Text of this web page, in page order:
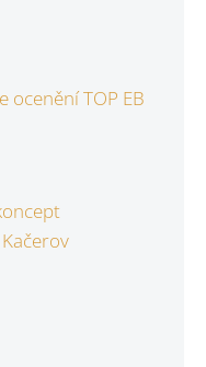
ocenění TOP EB